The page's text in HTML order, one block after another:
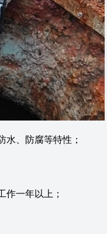
水、防腐等特性；
作一年以上；